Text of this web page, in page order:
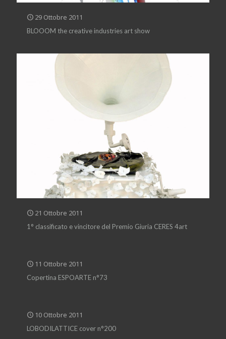
29 Ottobre 2011
BLOOOM the creative industries art show
21 Ottobre 2011
1° classificato e vincitore del Premio Giuria CERES 4art
11 Ottobre 2011
Copertina ESPOARTE n°73
10 Ottobre 2011
LOBODILATTICE cover n°200